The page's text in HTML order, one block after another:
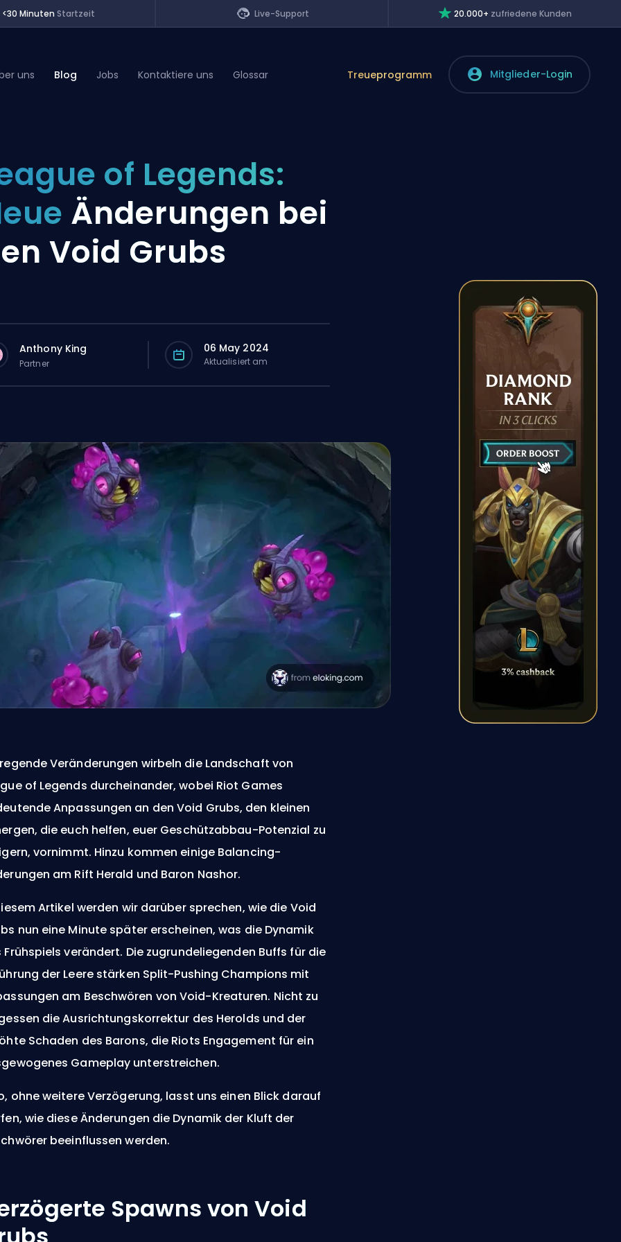
<30 Minuten Startzeit Live-Support 20.000+ zufriedene Kunden
uns Blog Jobs Kontaktiere uns Glossar Treueprogramm Mitglieder-Login
of Legends:
Änderungen bei
Void Grubs
Anthony King
Partner
06 May 2024
Aktualisiert am
Veränderungen wirbeln die Landschaft von
of Legends durcheinander, wobei Riot Games
Anpassungen an den Void Grubs, den kleinen
die euch helfen, euer Geschützabbau-Potenzial zu
vornimmt. Hinzu kommen einige Balancing-
am Rift Herald und Baron Nashor.
Artikel werden wir darüber sprechen, wie die Void
nun eine Minute später erscheinen, was die Dynamik
Frühspiels verändert. Die zugrundeliegenden Buffs für die
der Leere stärken Split-Pushing Champions mit
am Beschwören von Void-Kreaturen. Nicht zu
die Ausrichtungskorrektur des Herolds und der
Schaden des Barons, die Riots Engagement für ein
Gameplay unterstreichen.
ohne weitere Verzögerung, lasst uns einen Blick darauf
wie diese Änderungen die Dynamik der Kluft der
beeinflussen werden.
Spawns von Void